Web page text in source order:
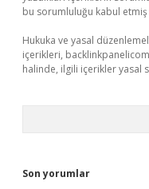
bu sorumluluğu kabul etmiş
Hukuka ve yasal
içerikleri,
halinde, ilgili içerikler yasal
Son yorumlar